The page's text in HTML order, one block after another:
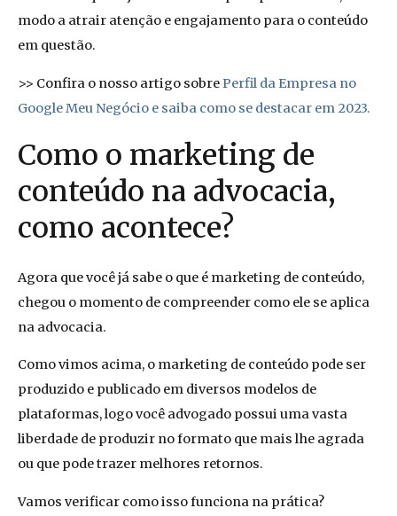
modo a atrair atenção e engajamento para o conteúdo
em questão.
>> Confira o nosso artigo sobre Perfil da Empresa no
Google Meu Negócio e saiba como se destacar em 2023.
Como o marketing de
conteúdo na advocacia,
como acontece?
Agora que você já sabe o que é marketing de conteúdo,
chegou o momento de compreender como ele se aplica
na advocacia.
Como vimos acima, o marketing de conteúdo pode ser
produzido e publicado em diversos modelos de
plataformas, logo você advogado possui uma vasta
liberdade de produzir no formato que mais lhe agrada
ou que pode trazer melhores retornos.
Vamos verificar como isso funciona na prática?